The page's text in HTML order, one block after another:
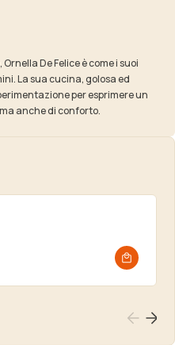
De Felice è come i suoi
La sua cucina, golosa ed
per esprimere un
anche di conforto.